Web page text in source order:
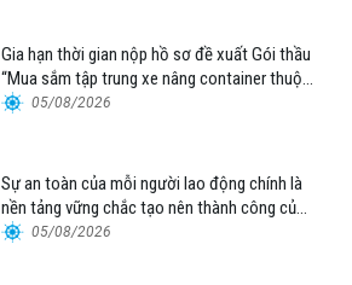
Gia hạn thời gian nộp hồ sơ đề xuất Gói thầu
“Mua sắm tập trung xe nâng container thuộc
Tổng công ty Hàng hải Việt Nam – CTCP”
05/08/2026
Sự an toàn của mỗi người lao động chính là
nền tảng vững chắc tạo nên thành công của
Cảng Đà Nẵng
05/08/2026